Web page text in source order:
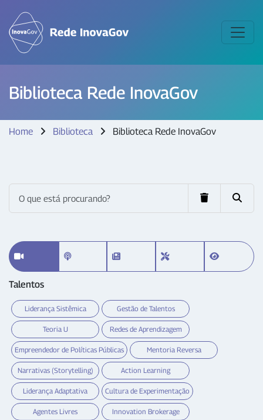
Biblioteca Rede InovaGov
Home Biblioteca Biblioteca Rede InovaGov
Talentos
Liderança Sistêmica Gestão de Talentos
Teoria U Redes de Aprendizagem
Empreendedor de Políticas Públicas Mentoria Reversa
Narrativas (Storytelling) Action Learning
Liderança Adaptativa Cultura de Experimentação
Agentes Livres Innovation Brokerage